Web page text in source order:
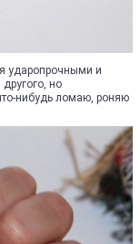
ударопрочными и
но
нибудь ломаю, роняю